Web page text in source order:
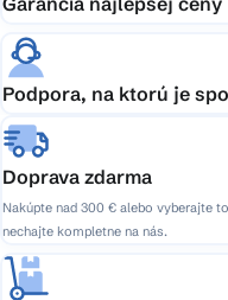
Podpora, na ktorú je
Doprava zdarma
Nakúpte nad 300 € alebo vyberajte
nechajte kompletne na nás.